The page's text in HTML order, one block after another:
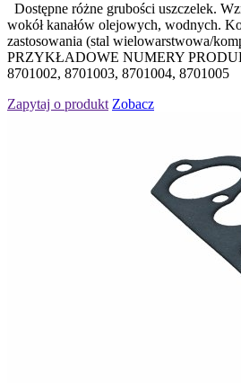
Dostępne różne grubości uszczelek.
wokół kanałów olejowych, wodnych.
zastosowania (stal wielowarstwowa/
PRZYKŁADOWE NUMERY
8701002, 8701003, 8701004, 8701005
Zapytaj o produkt Zobacz